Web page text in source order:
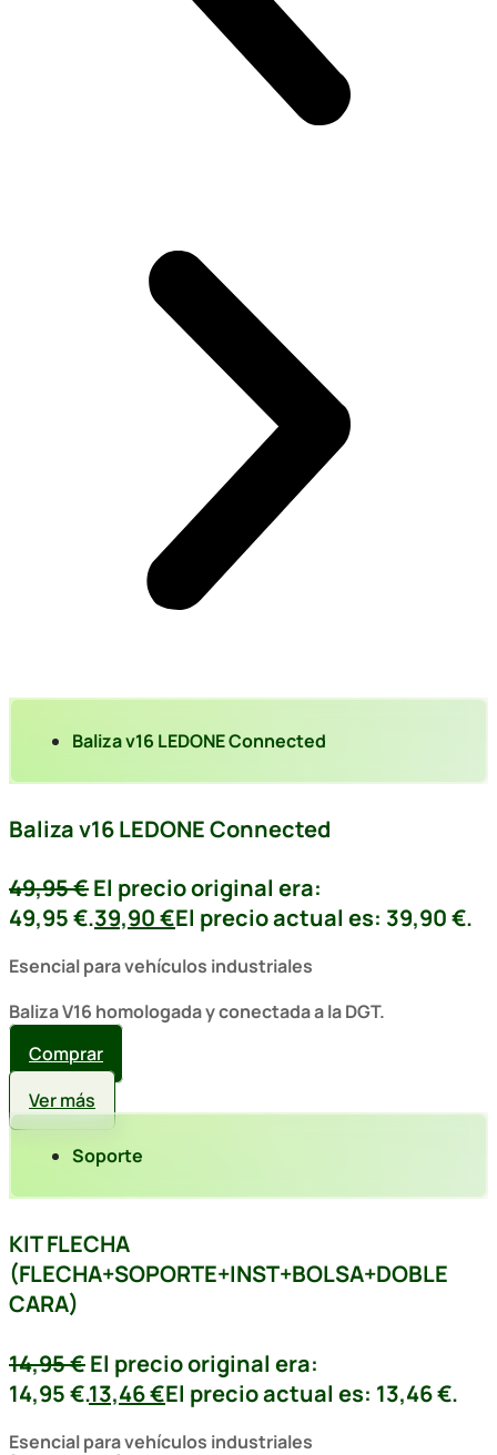
Baliza v16 LEDONE Connected
Baliza v16 LEDONE Connected
49,95€El precio original era:
49,95 €.39,90€El precio actual es: 39,90 €.
Esencial para vehículos industriales
Baliza V16 homologada y conectada a la DGT.
Comprar
Ver más
Soporte
KIT FLECHA
(FLECHA+SOPORTE+INST+BOLSA+DOBLE
CARA)
14,95€El precio original era:
14,95 €.13,46€El precio actual es: 13,46 €.
Esencial para vehículos industriales